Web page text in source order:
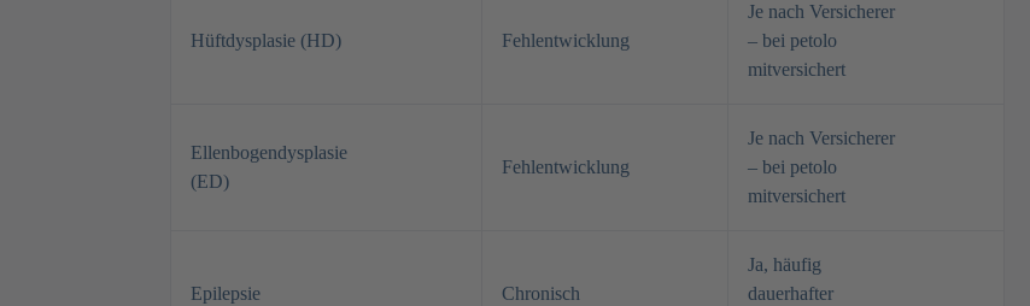
Hüftdysplasie (HD) Fehlentwicklung
Je nach Versicherer
– bei petolo
mitversichert
Ellenbogendysplasie
(ED)
Fehlentwicklung
Je nach Versicherer
– bei petolo
mitversichert
Epilepsie Chronisch
Ja, häufig
dauerhafter